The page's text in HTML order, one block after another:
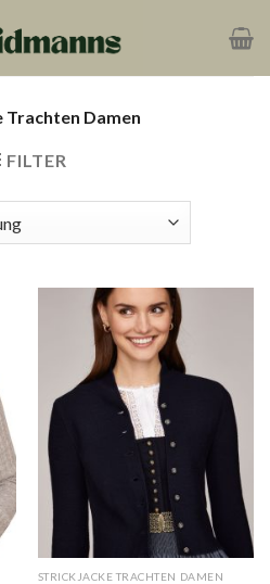
Trachten Damen
FILTER
STRICKJACKE TRACHTEN DAMEN